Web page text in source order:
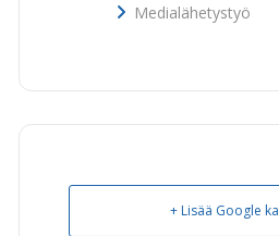
Medialähetystyö
+ Lisää Google